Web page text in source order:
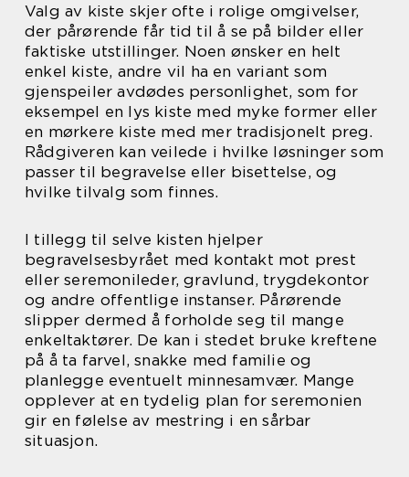
Valg av kiste skjer ofte i rolige omgivelser,
der pårørende får tid til å se på bilder eller
faktiske utstillinger. Noen ønsker en helt
enkel kiste, andre vil ha en variant som
gjenspeiler avdødes personlighet, som for
eksempel en lys kiste med myke former eller
en mørkere kiste med mer tradisjonelt preg.
Rådgiveren kan veilede i hvilke løsninger som
passer til begravelse eller bisettelse, og
hvilke tilvalg som finnes.
I tillegg til selve kisten hjelper
begravelsesbyrået med kontakt mot prest
eller seremonileder, gravlund, trygdekontor
og andre offentlige instanser. Pårørende
slipper dermed å forholde seg til mange
enkeltaktører. De kan i stedet bruke kreftene
på å ta farvel, snakke med familie og
planlegge eventuelt minnesamvær. Mange
opplever at en tydelig plan for seremonien
gir en følelse av mestring i en sårbar
situasjon.